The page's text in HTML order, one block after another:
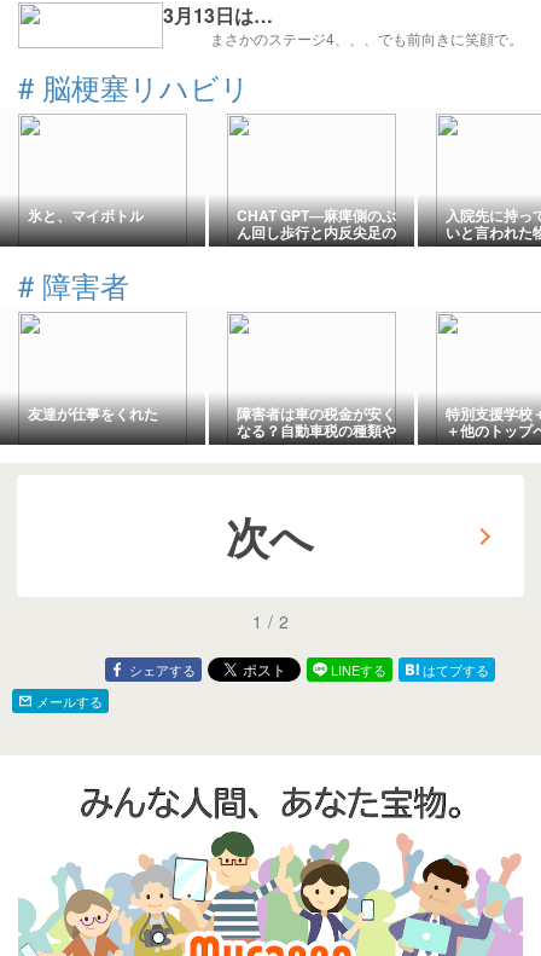
3月13日は…
まさかのステージ4、、、でも前向きに笑顔で。
# 脳梗塞リハビリ
氷と、マイボトル CHAT GPT―麻痺側のぶ
ん回し歩行と内反尖足の
鍵を発見?−3−4
入院先に持っ
いと言われ
# 障害者
友達が仕事をくれた 障害者は車の税金が安く
なる？自動車税の種類や
減免となる要件、申請手
続きの流れ
特別支援学校
＋他のトップ
外生活する精
次へ
1 / 2
シェアする LINEする
はてブする
メールする